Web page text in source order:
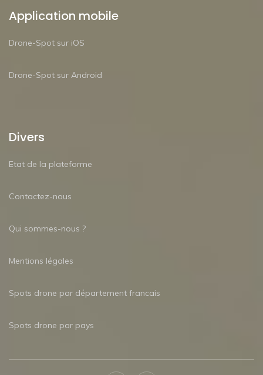
Application mobile
Drone-Spot sur iOS
Drone-Spot sur Android
Divers
Etat de la plateforme
Contactez-nous
Qui sommes-nous ?
Mentions légales
Spots drone par département francais
Spots drone par pays